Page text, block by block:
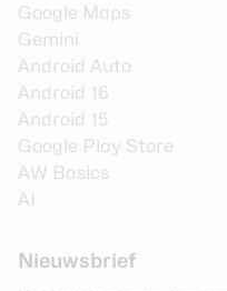
Google Maps
Gemini
Android Auto
Android 16
Android 15
Google Play Store
AW Basics
AI
Nieuwsbrief